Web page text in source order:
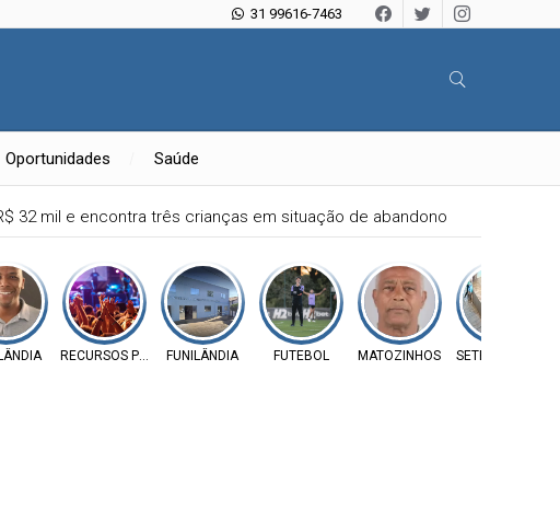
31 99616-7463
Oportunidades Saúde
32 mil e encontra três crianças em situação de abandono
RECURSOS PÚBLICOSFUNILÂNDIA FUTEBOL MATOZINHOS SETE LAGOAS